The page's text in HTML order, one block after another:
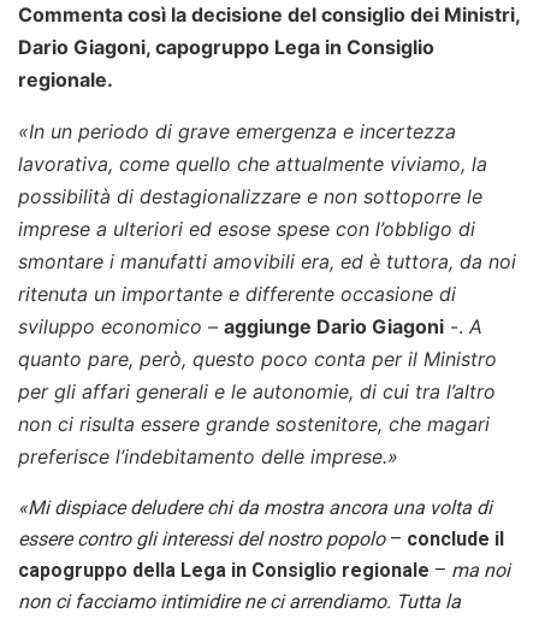
Commenta così la decisione del consiglio dei Ministri,
Dario Giagoni, capogruppo Lega in Consiglio
regionale.
«In un periodo di grave emergenza e incertezza
lavorativa, come quello che attualmente viviamo, la
possibilità di destagionalizzare e non sottoporre le
imprese a ulteriori ed esose spese con l’obbligo di
smontare i manufatti amovibili era, ed è tuttora, da noi
ritenuta un importante e differente occasione di
sviluppo economico – aggiunge Dario Giagoni -. A
quanto pare, però, questo poco conta per il Ministro
per gli affari generali e le autonomie, di cui tra l’altro
non ci risulta essere grande sostenitore, che magari
preferisce l’indebitamento delle imprese.»
«Mi dispiace deludere chi da mostra ancora una volta di
essere contro gli interessi del nostro popolo– conclude il
capogruppo della Lega in Consiglio regionale – ma noi
non ci facciamo intimidire ne ci arrendiamo. Tutta la